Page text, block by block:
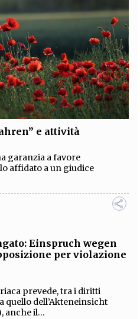
e attività
garanzia a favore
affidato a un giudice
Einspruch wegen
per violazione
prevede, tra i diritti
quello dell’Akteneinsicht
anche il...